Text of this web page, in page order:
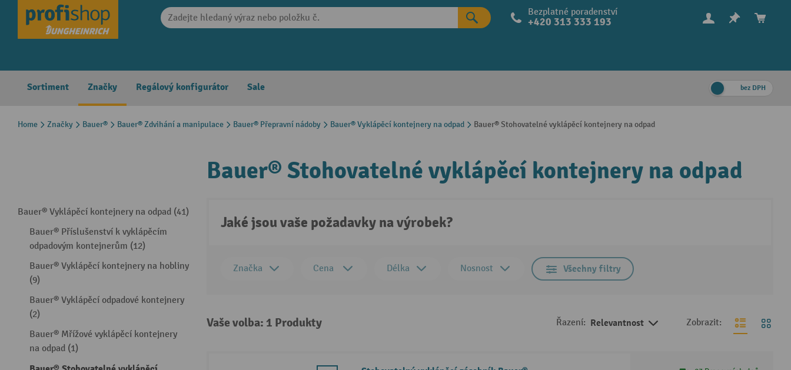
Skip to main navigation Bezplatné poradenství
+420 313 333 193
Sortiment Značky Regálový konfigurátor Sale bez DPH
Home Značky Bauer® Bauer® Zdvihání a manipulace Bauer® Přepravní nádoby Bauer® Vyklápěcí kontejnery na odpad Bauer® Stohovatelné vyklápěcí kontejnery na odpad
Bauer® Vyklápěcí kontejnery na odpad (41)
Bauer® Příslušenství k vyklápěcím
odpadovým kontejnerům (12)
Bauer® Vyklápěcí kontejnery na hobliny
(9)
Bauer® Vyklápěcí odpadové kontejnery
(2)
Bauer® Mřížové vyklápěcí kontejnery
na odpad (1)
Bauer® Stohovatelné vyklápěcí kontejnery na odpad
Jaké jsou vaše požadavky na výrobek?
Značka Cena Délka Nosnost Všechny filtry
Vaše volba: 1 Produkty Řazení: Relevantnost Zobrazit: